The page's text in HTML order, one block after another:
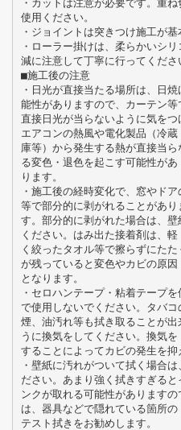
・カットは注意が必要です。重
使用ください。
・ジョイントは突きつけ施工が基
・ローラー掛けは、柔らかいシ
減に注意して丁寧に行ってくださ
■施工後の注意
・日光が直接当たる場所は、日
能性がありますので、カーテン等
直接日光が当らないように気を
エアコンの熱風や電化製品（冷蔵
庫等）から発生する熱が直接当
る変色・退色を起こす可能性があ
ります。
・施工後の経時変化で、窓やド
等で部分的に剥がれることがあり
す。部分的に剥がれた場合は、
ください。はみ出た接着剤は、軽
く絞ったタオル等で擦らずにた
が残っていると変色やカビの原因
となります。
・セロハンテープ・粘着テープ
で使用しないでください。タバコ
煙、油汚れ等も拭き取ることが
うに換気をしてください。換気を
することによってカビの発生を抑
・壁紙に汚れがついて拭く場合
ださい。あまり強く拭きすぎると
ンクが取れる可能性があります
は、器具などで隠れている箇所の
テスト拭きをお勧めします。